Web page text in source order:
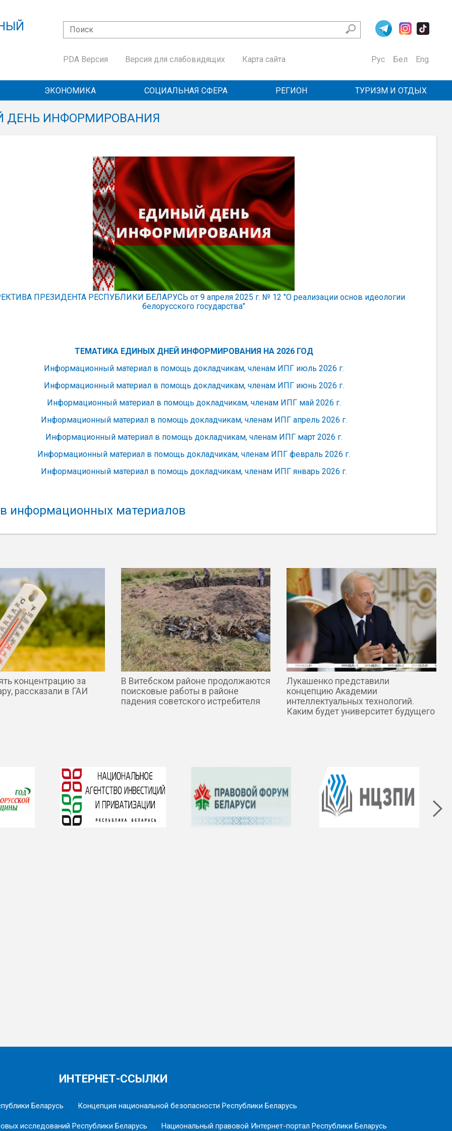
Форма поиска
Поиск
PDA Версия Версия для слабовидящих Карта сайта Рус Бел Eng
ЭКОНОМИКА СОЦИАЛЬНАЯ СФЕРА РЕГИОН ТУРИЗМ И ОТДЫХ
ДЕНЬ ИНФОРМИРОВАНИЯ
ПРЕЗИДЕНТА РЕСПУБЛИКИ БЕЛАРУСЬ от 9 апреля 2025 г. № 12 "О реализации основ идеологии
белорусского государства"
ТЕМАТИКА ЕДИНЫХ ДНЕЙ ИНФОРМИРОВАНИЯ НА 2026 ГОД
Информационный материал в помощь докладчикам, членам ИПГ июль 2026 г.
Информационный материал в помощь докладчикам, членам ИПГ июнь 2026 г.
Информационный материал в помощь докладчикам, членам ИПГ май 2026 г.
Информационный материал в помощь докладчикам, членам ИПГ апрель 2026 г.
Информационный материал в помощь докладчикам, членам ИПГ март 2026 г.
Информационный материал в помощь докладчикам, членам ИПГ февраль 2026 г.
Информационный материал в помощь докладчикам, членам ИПГ январь 2026 г.
информационных материалов
концентрацию за
рассказали в ГАИ
В Витебском районе продолжаются
поисковые работы в районе
падения советского истребителя
Лукашенко представили
концепцию Академии
интеллектуальных технологий.
Каким будет университет будущего
ИНТЕРНЕТ-ССЫЛКИ
Беларусь Концепция национальной безопасности Республики Беларусь
исследований Республики Беларусь Национальный правовой Интернет-портал Республики Беларусь